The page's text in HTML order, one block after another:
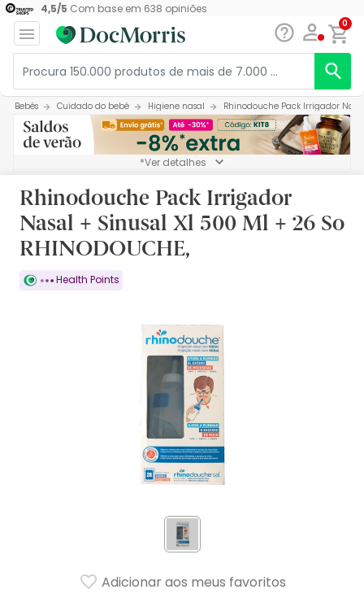
4,5/5 Com base em 638 opiniões
0
Bebés Cuidado do bebé Higiene nasal Rhinodouche Pack Irrigador Nasal
*Ver detalhes
Rhinodouche Pack Irrigador
Nasal + Sinusal Xl 500 Ml + 26 So
RHINODOUCHE,
Health Points
Adicionar aos meus favoritos